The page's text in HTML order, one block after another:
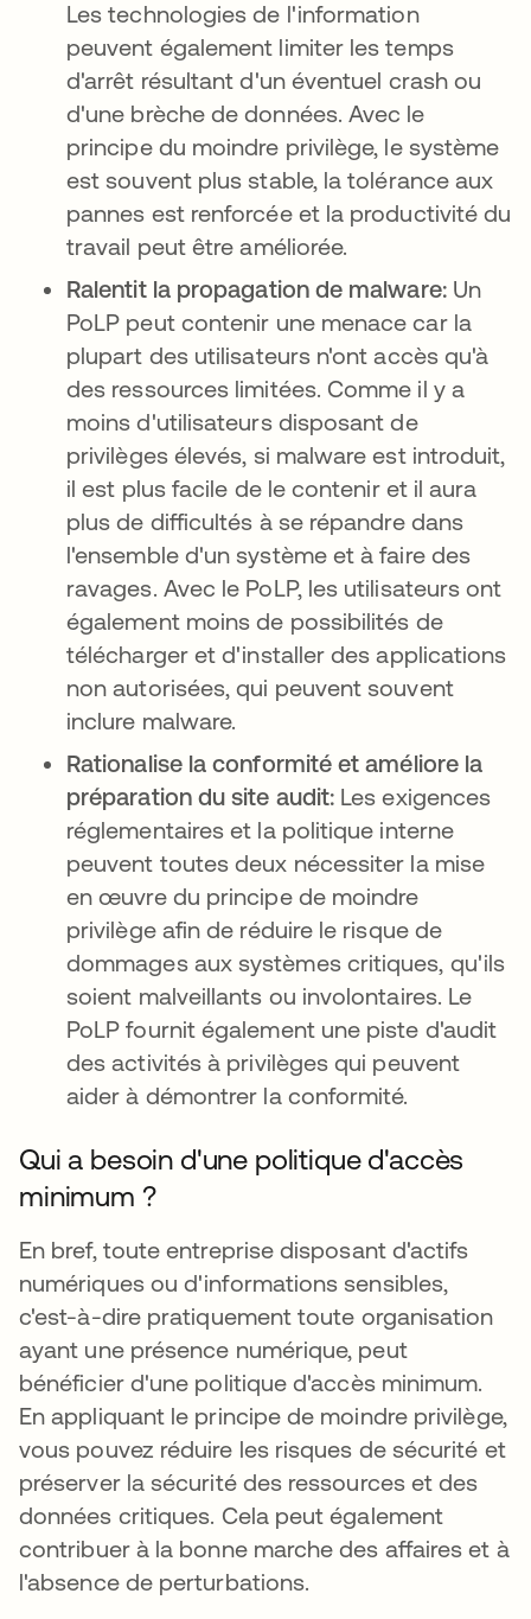
Les technologies de l'information
peuvent également limiter les temps
d'arrêt résultant d'un éventuel crash ou
d'une brèche de données. Avec le
principe du moindre privilège, le système
est souvent plus stable, la tolérance aux
pannes est renforcée et la productivité du
travail peut être améliorée.
Ralentit la propagation de malware: Un
PoLP peut contenir une menace car la
plupart des utilisateurs n'ont accès qu'à
des ressources limitées. Comme il y a
moins d'utilisateurs disposant de
privilèges élevés, si malware est introduit,
il est plus facile de le contenir et il aura
plus de difficultés à se répandre dans
l'ensemble d'un système et à faire des
ravages. Avec le PoLP, les utilisateurs ont
également moins de possibilités de
télécharger et d'installer des applications
non autorisées, qui peuvent souvent
inclure malware.
Rationalise la conformité et améliore la
préparation du site audit: Les exigences
réglementaires et la politique interne
peuvent toutes deux nécessiter la mise
en œuvre du principe de moindre
privilège afin de réduire le risque de
dommages aux systèmes critiques, qu'ils
soient malveillants ou involontaires. Le
PoLP fournit également une piste d'audit
des activités à privilèges qui peuvent
aider à démontrer la conformité.
Qui a besoin d'une politique d'accès
minimum ?
En bref, toute entreprise disposant d'actifs
numériques ou d'informations sensibles,
c'est-à-dire pratiquement toute organisation
ayant une présence numérique, peut
bénéficier d'une politique d'accès minimum.
En appliquant le principe de moindre privilège,
vous pouvez réduire les risques de sécurité et
préserver la sécurité des ressources et des
données critiques. Cela peut également
contribuer à la bonne marche des affaires et à
l'absence de perturbations.